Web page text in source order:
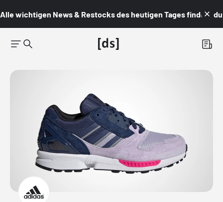
Alle wichtigen News & Restocks des heutigen Tages findest du